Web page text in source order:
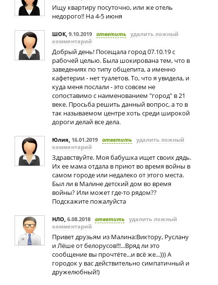
Ищу квартиру посуточно, или же отель
недорого!! На 4-5 июня
ШОК, 9.10.2019 ответить удалить ложный
комментарий
Добрый день! Посещала город 07.10.19 с
рабочей целью. Была шокирована тем, что в
заведениях по типу общепита, а именно
кафетерии - нет туалетов. То, что я увидела, и
куда меня послали - это совсем не
сопоставимо с наименованием "город" в 21
веке. Просьба решить данный вопрос, а то в
так называемом центре хоть среди широкой
дороги делай все дела.
Юлия, 16.01.2019 ответить удалить ложный
комментарий
Здравствуйте. Моя бабушка ищет своих дядь.
Их ее мама отдала в приют во время войны в
самом городе или недалеко от этого места.
Был ли в Малине детский дом во время
войны? Или может где-то рядом??
Подскажите пожалуйста
НЛО, 6.08.2018 ответить удалить ложный
комментарий
Привет друзьям из Малина:Виктору, Руслану
и Лёше от белорусов!!!...Вряд ли это
сообщение вы прочтёте...и всё же...))) А
городок у вас действительно симпатичный и
дружелюбный!)